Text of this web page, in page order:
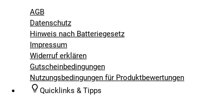
AGB
Datenschutz
Hinweis nach Batteriegesetz
Impressum
Widerruf erklären
Gutscheinbedingungen
Nutzungsbedingungen für Produktbewertungen
Quicklinks & Tipps